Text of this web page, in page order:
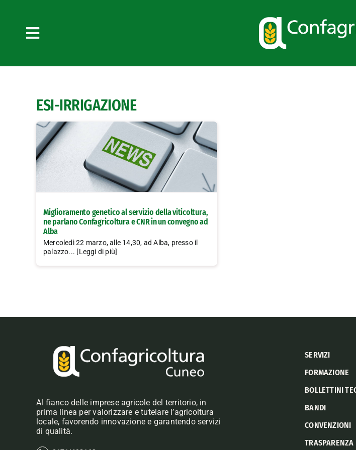
Toggle
ESI-IRRIGAZIONE
Miglioramento genetico al servizio della viticoltura,
ne parlano Confagricoltura e CNR in un convegno ad
Alba
Mercoledì 22 marzo, alle 14,30, ad Alba, presso il
palazzo... [Leggi di più]
Al fianco delle imprese agricole del territorio, in
prima linea per valorizzare e tutelare l’agricoltura
locale, favorendo innovazione e garantendo servizi
di qualità.
SERVIZI
FORMAZIONE
BOLLETTINI
BANDI
CONVENZIONI
TRASPARENZA